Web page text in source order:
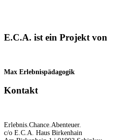
E.C.A. ist ein Projekt von
Max Erlebnispädagogik
Kontakt
Erlebnis.Chance.Abenteuer.
c/o E.C.A. Haus Birkenhain